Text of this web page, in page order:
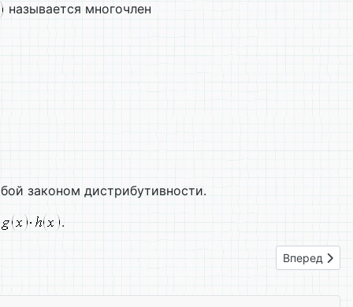
называется многочлен
законом дистрибутивности.
.
Следующий:
Вперед